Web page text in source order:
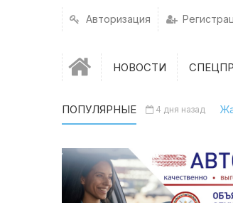
Авторизация
НОВОСТИ
ПОПУЛЯРНЫЕ 4 дня назад